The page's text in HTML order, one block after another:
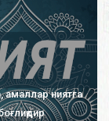
амаллар ниятга